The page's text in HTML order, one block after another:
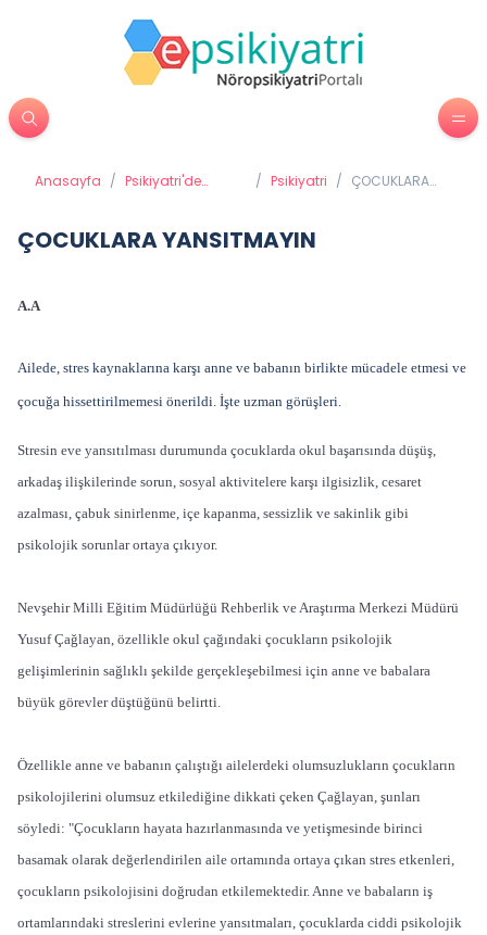
Anasayfa / Psikiyatri'de
/ Psikiyatri / ÇOCUKLARA
ÇOCUKLARA YANSITMAYIN
A.A
Ailede, stres kaynaklarına karşı anne ve babanın birlikte mücadele etmesi ve
çocuğa hissettirilmemesi önerildi. İşte uzman görüşleri.
Stresin eve yansıtılması durumunda çocuklarda okul başarısında düşüş,
arkadaş ilişkilerinde sorun, sosyal aktivitelere karşı ilgisizlik, cesaret
azalması, çabuk sinirlenme, içe kapanma, sessizlik ve sakinlik gibi
psikolojik sorunlar ortaya çıkıyor.
Nevşehir Milli Eğitim Müdürlüğü Rehberlik ve Araştırma Merkezi Müdürü
Yusuf Çağlayan, özellikle okul çağındaki çocukların psikolojik
gelişimlerinin sağlıklı şekilde gerçekleşebilmesi için anne ve babalara
büyük görevler düştüğünü belirtti.
Özellikle anne ve babanın çalıştığı ailelerdeki olumsuzlukların çocukların
psikolojilerini olumsuz etkilediğine dikkati çeken Çağlayan, şunları
söyledi: "Çocukların hayata hazırlanmasında ve yetişmesinde birinci
basamak olarak değerlendirilen aile ortamında ortaya çıkan stres etkenleri,
çocukların psikolojisini doğrudan etkilemektedir. Anne ve babaların iş
ortamlarındaki streslerini evlerine yansıtmaları, çocuklarda ciddi psikolojik